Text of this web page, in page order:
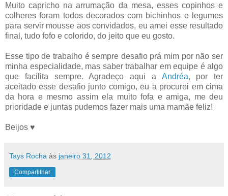
Muito capricho na arrumação da mesa, esses copinhos e
colheres foram todos decorados com bichinhos e legumes
para servir mousse aos convidados, eu amei esse resultado
final, tudo fofo e colorido, do jeito que eu gosto.
Esse tipo de trabalho é sempre desafio prá mim por não ser
minha especialidade, mas saber trabalhar em equipe é algo
que facilita sempre. Agradeço aqui a Andréa, por ter
aceitado esse desafio junto comigo, eu a procurei em cima
da hora e mesmo assim ela muito fofa e amiga, me deu
prioridade e juntas pudemos fazer mais uma mamãe feliz!
Beijos ♥
Tays Rocha às janeiro 31, 2012
Compartilhar